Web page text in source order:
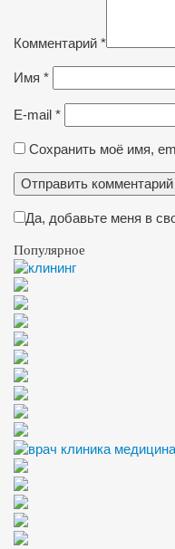
Комментарий *
Имя *
E-mail *
Сохранить моё имя,
Да, добавьте меня в
Популярное